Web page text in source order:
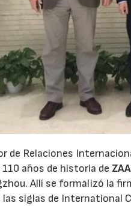
de Relaciones
110 años de historia de
Allí se formalizó la
las siglas de